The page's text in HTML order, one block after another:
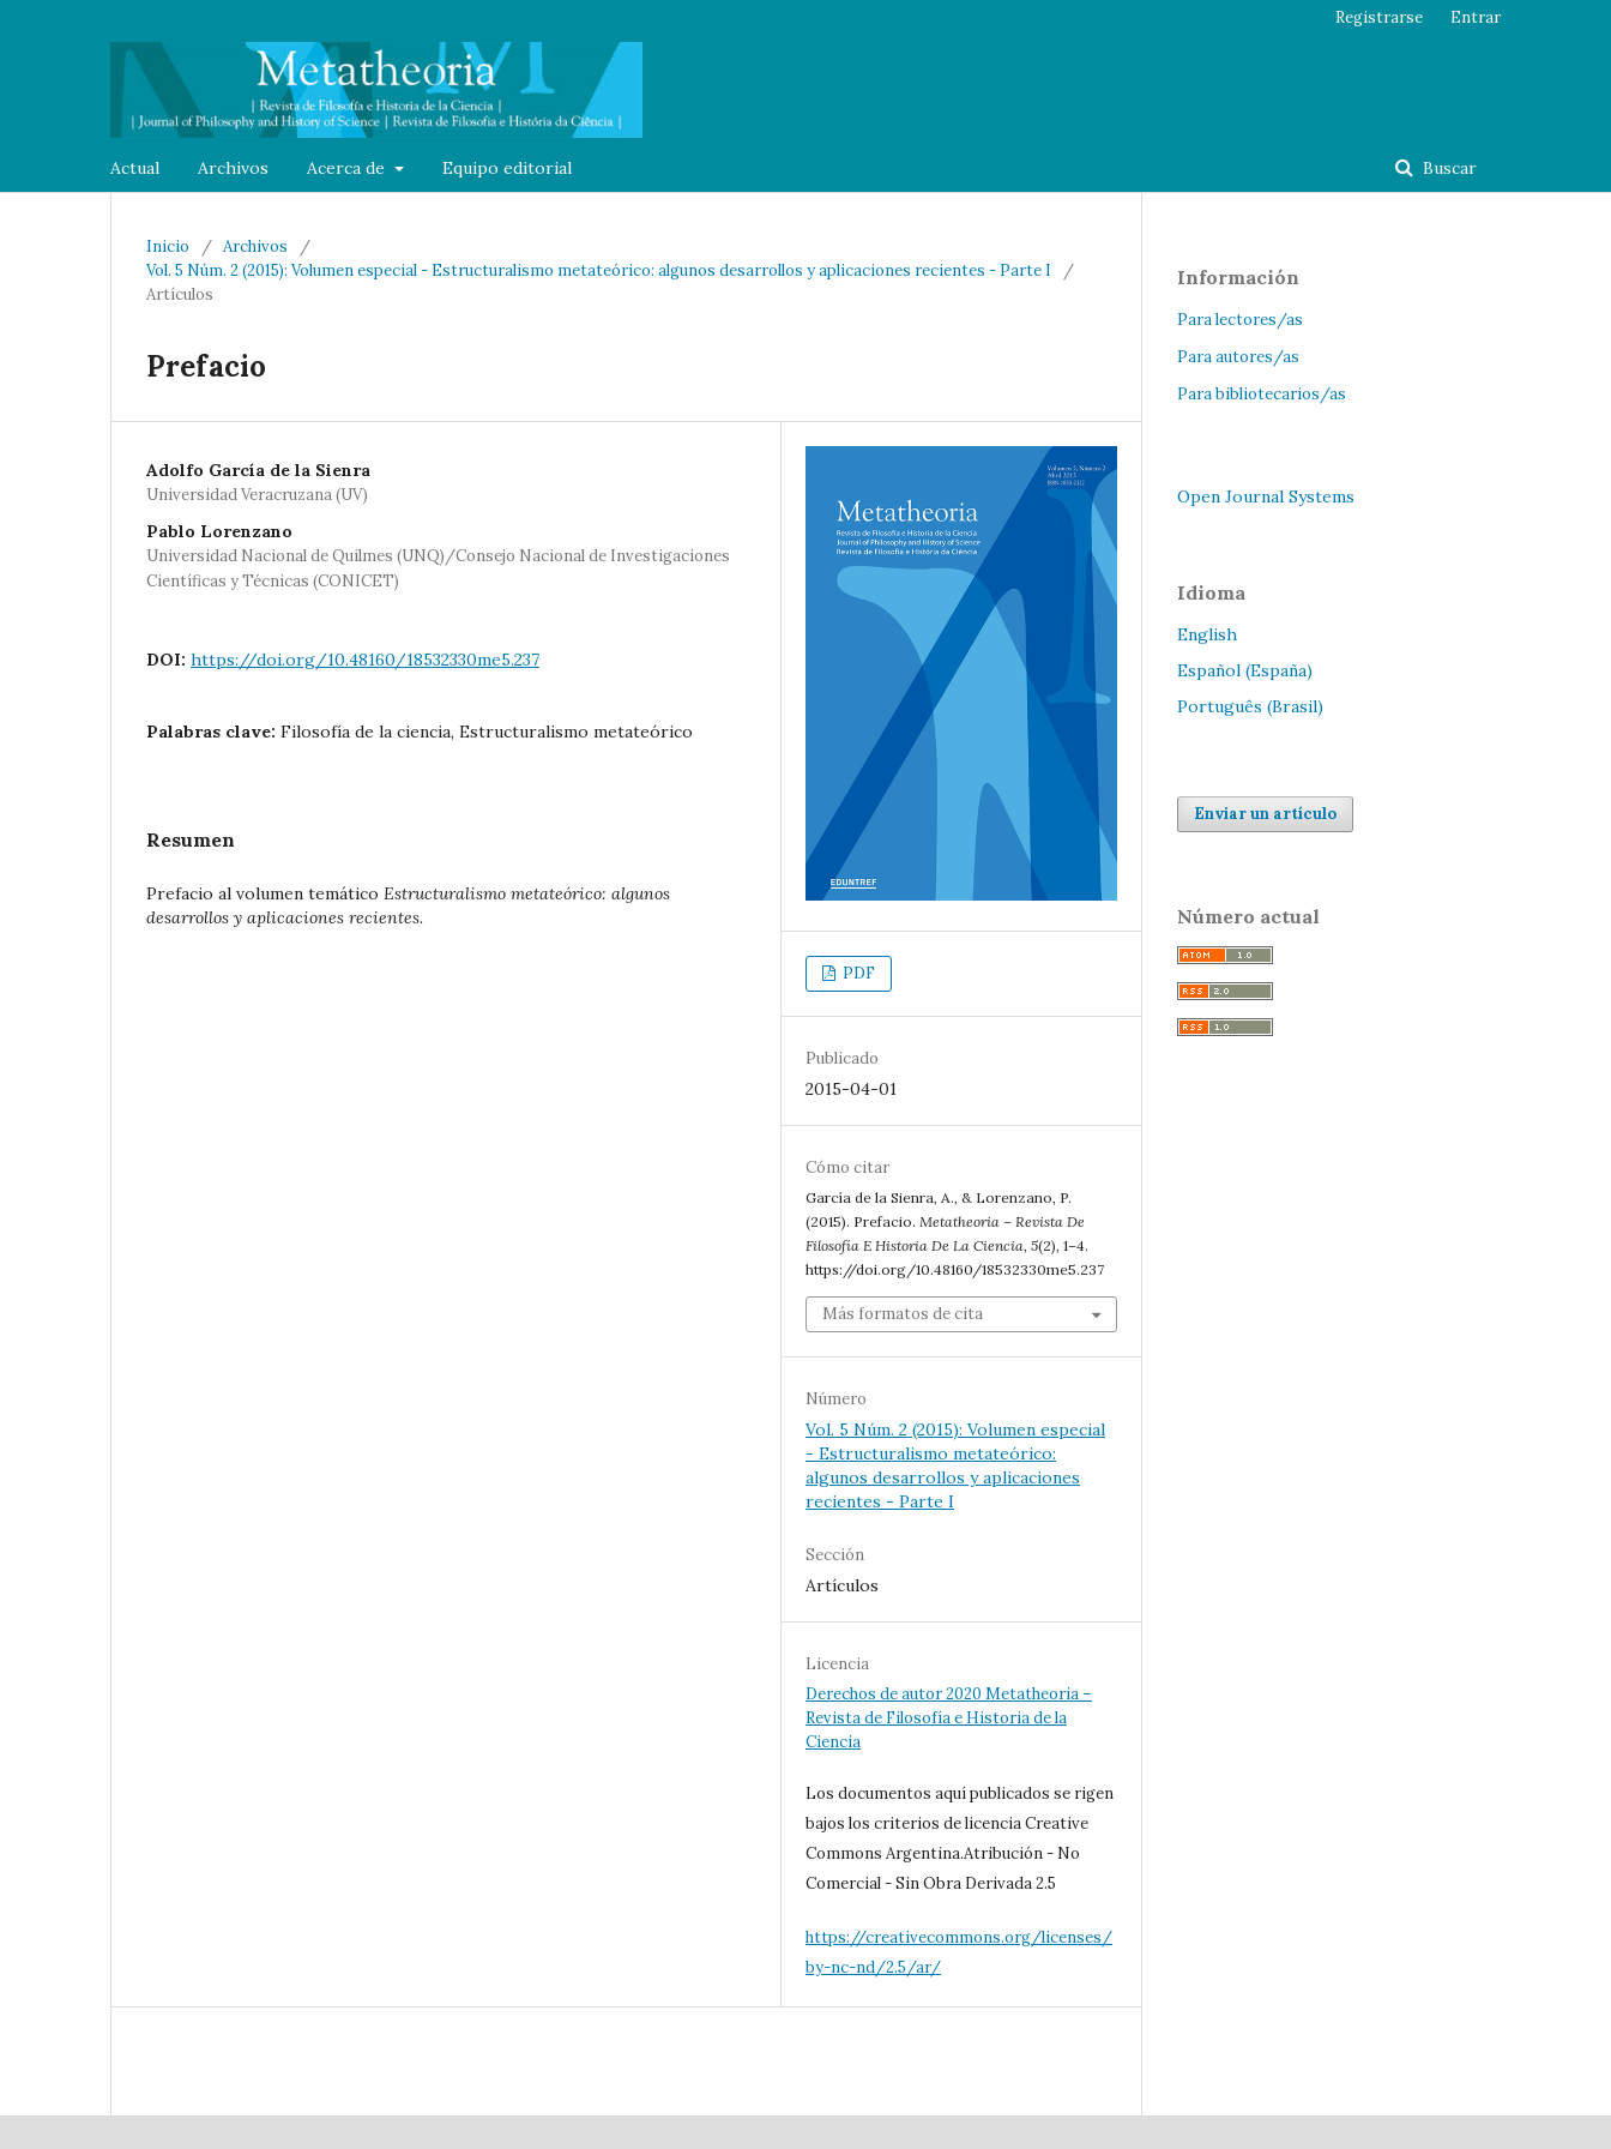
Actual Archivos Acerca de Equipo editorial Buscar
Registrarse Entrar
Inicio / Archivos
/
Vol. 5 Núm. 2 (2015): Volumen especial - Estructuralismo metateórico: algunos desarrollos y aplicaciones recientes - Parte I
/
Artículos
Prefacio
Adolfo García de la Sienra
Universidad Veracruzana (UV)
Pablo Lorenzano
Universidad Nacional de Quilmes (UNQ)/Consejo Nacional de Investigaciones
Científicas y Técnicas (CONICET)
DOI: https://doi.org/10.48160/18532330me5.237
Palabras clave: Filosofía de la ciencia, Estructuralismo metateórico
Resumen
Prefacio al volumen temático Estructuralismo metateórico: algunos
desarrollos y aplicaciones recientes.
PDF
Publicado
2015-04-01
Cómo citar
García de la Sienra, A., & Lorenzano, P.
(2015). Prefacio. Metatheoria – Revista De
Filosofía E Historia De La Ciencia, 5(2), 1–4.
https://doi.org/10.48160/18532330me5.237
Más formatos de cita
Número
Vol. 5 Núm. 2 (2015): Volumen especial
- Estructuralismo metateórico:
algunos desarrollos y aplicaciones
recientes - Parte I
Sección
Artículos
Licencia
Derechos de autor 2020 Metatheoria –
Revista de Filosofía e Historia de la
Ciencia
Los documentos aquí publicados se rigen
bajos los criterios de licencia Creative
Commons Argentina.Atribución - No
Comercial - Sin Obra Derivada 2.5
https://creativecommons.org/licenses/
by-nc-nd/2.5/ar/
Información
Para lectores/as
Para autores/as
Para bibliotecarios/as
Open Journal Systems
Idioma
English
Español (España)
Português (Brasil)
Enviar un artículo
Número actual